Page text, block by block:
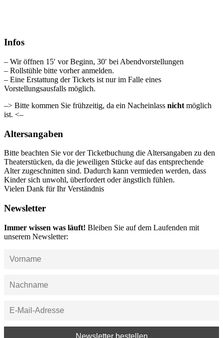
Infos
– Wir öffnen 15′ vor Beginn, 30′ bei Abendvorstellungen
– Rollstühle bitte vorher anmelden.
– Eine Erstattung der Tickets ist nur im Falle eines
Vorstellungsausfalls möglich.
–> Bitte kommen Sie frühzeitig, da ein Nacheinlass nicht möglich
ist. <–
Altersangaben
Bitte beachten Sie vor der Ticketbuchung die Altersangaben zu den
Theaterstücken, da die jeweiligen Stücke auf das entsprechende
Alter zugeschnitten sind. Dadurch kann vermieden werden, dass
Kinder sich unwohl, überfordert oder ängstlich fühlen.
Vielen Dank für Ihr Verständnis
Newsletter
Immer wissen was läuft! Bleiben Sie auf dem Laufenden mit
unserem Newsletter: